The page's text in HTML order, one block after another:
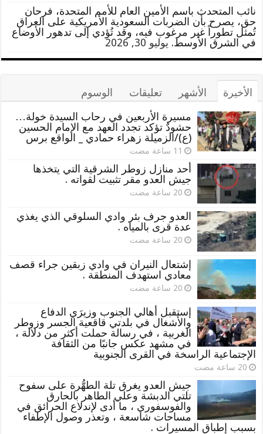
نائب المتحدث باسم الأمين العام للأمم المتحدة، فرحان
حق، يصرح بأن الضربات السعودية الأمريكية على العراق
تُمثل تطوراً غير مرغوب فيه، وقد تُؤدي إلى تدهور الأوضاع
في الشرق الأوسط. يوليو 30, 2026
الأخيرة الأشهر تعليقات
الوسوم
مسيرة الأربعين في رحاب السيدة خولة…
حشودٌ تؤكد تجدد العهد مع الإمام الحسين
(ع)/الزميلة زهراء حمادي _ الواقع برس
أحد منازل زوطر الشرقية التي يتخذها
جيش العدو مقر تثبيت لقواته .
العدو جرف بئر وادي السلوقي الذي يغذي
عدة قرى بالمياه .
إشتعال النيران في وادي زبقين جراء قصف
معادي استهدف المنطقة .
إستقبل أهالي الجنوب وزيرَي الدفاع
والأشغال في بلدتي قاقعية الجسر وزوطر
الغربية ، في رسالة حملت أكثر من دلالة ،
في مشهد عكس جانبًا من الثقافة
الإجتماعية الراسخة في القرى الجنوبية
جيش العدو يغرق تلة الطهُّرة على سفوح
تلتي الدبشة وعلي الطاهر بالحارق
والفوسفوري ، ما أدى لإندلاع الحرائق في
مساحات شاسعة ، وتعذر وصول الإطفاء
بسبب إطباق المسيرات .